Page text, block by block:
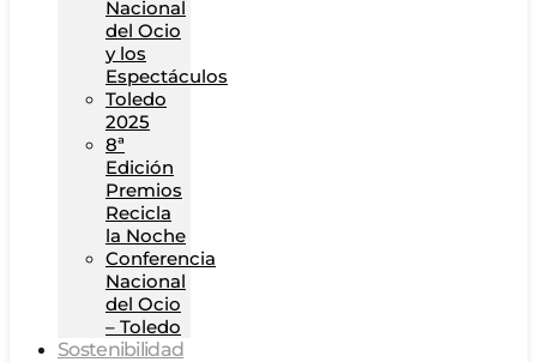
Nacional
del Ocio
y los
Espectáculos
Toledo
2025
8ª
Edición
Premios
Recicla
la Noche
Conferencia
Nacional
del Ocio
– Toledo
Sostenibilidad